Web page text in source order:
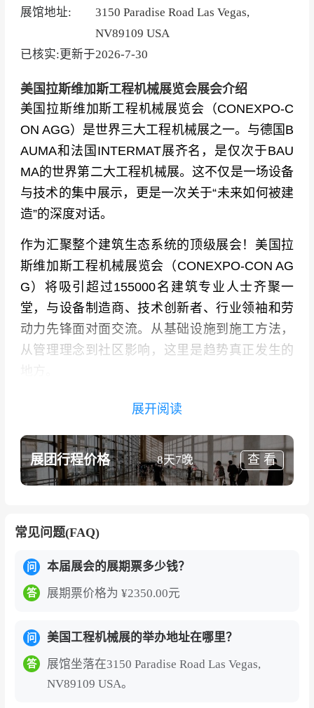
展馆地址:
3150 Paradise Road Las Vegas,
NV89109 USA
已核实:更新于2026-7-30
美国拉斯维加斯工程机械展览会展会介绍
美国拉斯维加斯工程机械展览会（CONEXPO-C
ON AGG）是世界三大工程机械展之一。 与德国B
AUMA和法国INTERMAT展齐名，是仅次于BAU
MA的世界第二大工程机械展。这不仅是一场设备
与技术的集中展示，更是一次关于“未来如何被建
造”的深度对话。
作为汇聚整个建筑生态系统的顶级展会！美国拉
斯维加斯工程机械展览会（CONEXPO-CON AG
G）将吸引超过155000名建筑专业人士齐聚一
堂，与设备制造商、技术创新者、行业领袖和劳
动力先锋面对面交流。从基础设施到施工方法，
从管理理念到社区影响，这里是趋势真正发生的
美国拉斯维加斯工程机械展览会（CONEXPO-C
界知名品牌如卡特彼勒、小松、利渤海尔，沃尔
沃，是业内展示最新技术、设备和展品的重要平
台。展会引领人们进入到工程机械、混凝土材料
的承包商、材料供应商、市政及官方人士出席。
正如主办方所言，美国拉斯维加斯工程机械展览
会（CONEXPO-CON AGG）用一个高效而集中
的平台，帮助从业者节省时间、拓展视野、链接
的下一次跃迁。
美国拉斯维加斯工程机械展览会门票为电子门
展开阅读
展团行程价格 8天7晚 查 看
常见问题(FAQ)
问 本届展会的展期票多少钱？
答 展期票价格为 ¥2350.00元
问 美国工程机械展的举办地址在哪里？
答
展馆坐落在3150 Paradise Road Las Vegas,
NV89109 USA。